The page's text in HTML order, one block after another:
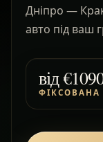
Дніпро —
авто під ваш
від
ФІКСОВАНА